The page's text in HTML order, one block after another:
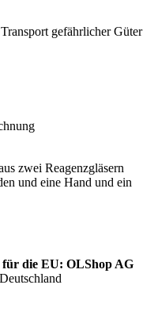
gefährlicher Güter
zwei Reagenzgläsern
und eine Hand und ein
für die EU: OLShop AG